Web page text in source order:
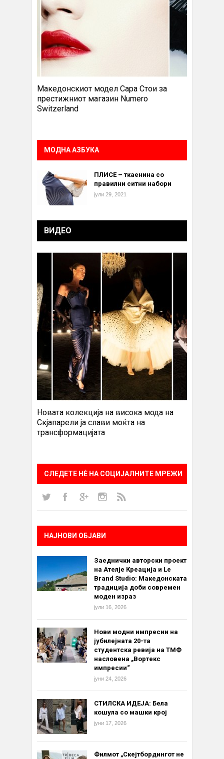
Македонскиот модел Сара Стои за
престижниот магазин Numero
Switzerland
МОДНА АЗБУКА
ПЛИСЕ – ткаенина со
правилни ситни набори
јули 29, 2021
ВИДЕО
Новата колекција на висока мода на
Скјапарели ја слави моќта на
трансформацијата
СЛЕДЕТЕ НÈ НА СОЦИЈАЛНИТЕ МРЕЖИ
НАЈНОВИ ОБЈАВИ
Заеднички авторски проект
на Ателје Креација и Le
Brand Studio: Македонската
традиција доби современ
моден израз
јули 16, 2026
Нови модни импресии на
јубилејната 20-та
студентска ревија на ТМФ
насловена „Вортекс
импресии“
јуни 24, 2026
СТИЛСКА ИДЕЈА: Бела
кошула со машки крој
јуни 17, 2026
Филмот „Скејтбордингот не